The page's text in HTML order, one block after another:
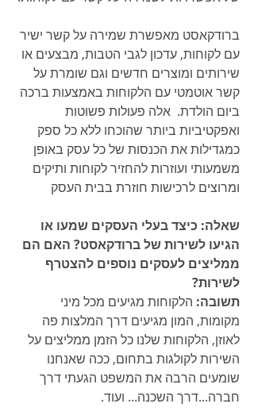
ברודקאסט מאפשרת שמירה על קשר ישיר
עם לקוחות, עדכון לגבי הטבות, מבצעים או
שירותים ומוצרים חדשים וגם שומרת על
קשר אוטמטי עם הלקוחות באמצעות ברכה
ביום הולדת.  אלה פעולות פשוטות
ואפקטיביות ביותר שהוכחו ללא כל ספק
כמגדילות את הכנסות של כל עסק באופן
משמעותי ועוזרות להחזיר לקוחות ותיקים
ומרוצים לרכישות חוזרת בבית העסק
שאלה: כיצד בעלי העסקים שמעו או
הגיעו לשירות של ברודקאסט? האם הם
ממליצים לעסקים נוספים להצטרף
לשירות?
תשובה: הלקוחות מגיעים מכל מיני
מקומות, המון מגיעים דרך המלצות פה
לאוזן, הלקוחות שלנו כל הזמן ממליצים על
השירות לקולגות בתחום, ככה שאנחנו
שומעים הרבה את המשפט הגעתי דרך
חברה...דרך השכנה... ועוד.